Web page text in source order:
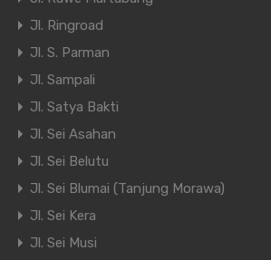
Jl. Ringroad
Jl. S. Parman
Jl. Sampali
Jl. Satya Bakti
Jl. Sei Asahan
Jl. Sei Belutu
Jl. Sei Blumai (Tanjung Morawa)
Jl. Sei Kera
Jl. Sei Musi